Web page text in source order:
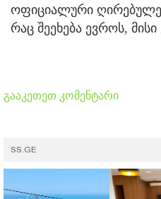
ოფიციალური
რაც შეეხება ევროს,
გააკეთეთ კომენტარი
SS.GE